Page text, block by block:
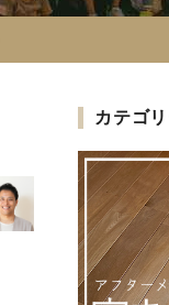
カテゴ